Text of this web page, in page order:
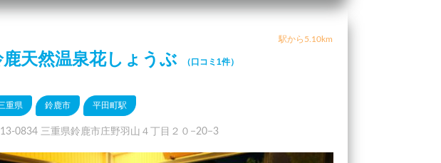
駅から5.10km
鹿天然温泉花しょうぶ （口コミ1件）
重県 鈴鹿市 平田町駅
0834 三重県鈴鹿市庄野羽山４丁目２０−20−3